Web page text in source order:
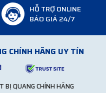
HỖ TRỢ ONLINE
BÁO GIÁ 24/7
CHÍNH HÃNG UY TÍN
BỊ QUANG CHÍNH HÃNG